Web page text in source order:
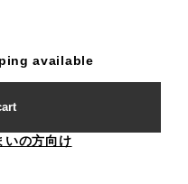
available
いの方向け